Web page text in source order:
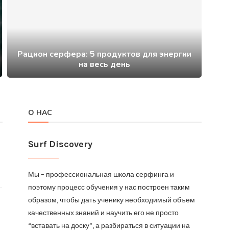
Рацион серфера: 5 продуктов для энергии
на весь день
О НАС
Surf Discovery
Мы – профессиональная школа серфинга и
поэтому процесс обучения у нас построен таким
образом, чтобы дать ученику необходимый объем
качественных знаний и научить его не просто
“вставать на доску”, а разбираться в ситуации на